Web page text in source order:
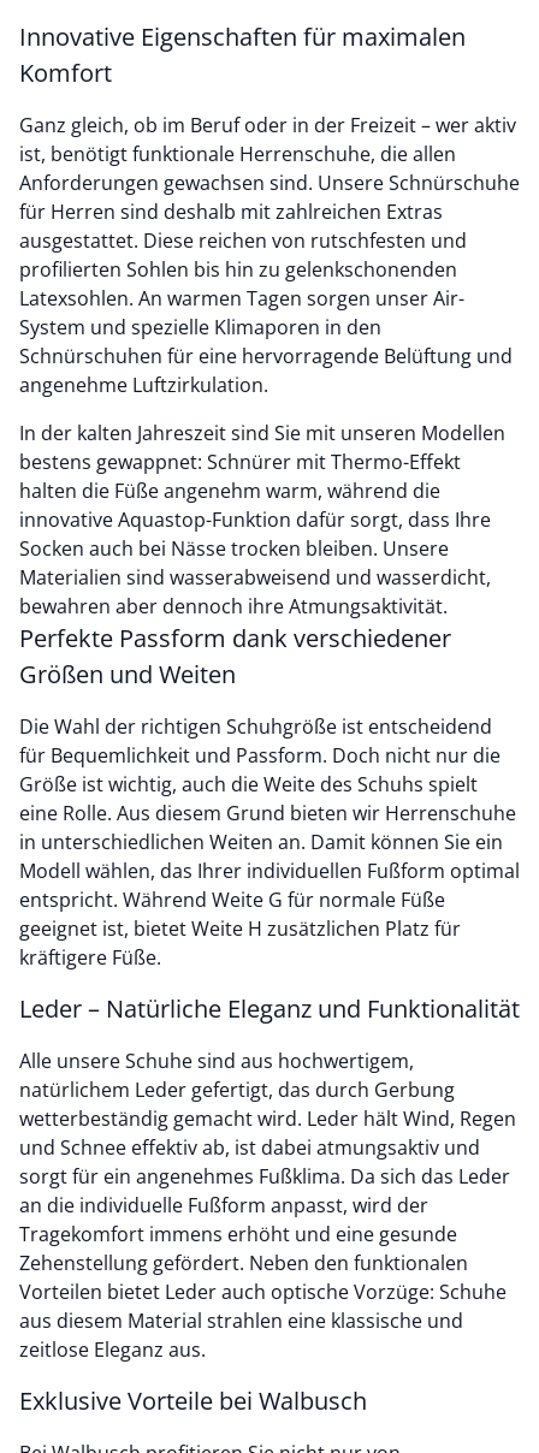
Innovative Eigenschaften für maximalen
Komfort
Ganz gleich, ob im Beruf oder in der Freizeit – wer aktiv
ist, benötigt funktionale Herrenschuhe, die allen
Anforderungen gewachsen sind. Unsere Schnürschuhe
für Herren sind deshalb mit zahlreichen Extras
ausgestattet. Diese reichen von rutschfesten und
profilierten Sohlen bis hin zu gelenkschonenden
Latexsohlen. An warmen Tagen sorgen unser Air-
System und spezielle Klimaporen in den
Schnürschuhen für eine hervorragende Belüftung und
angenehme Luftzirkulation.
In der kalten Jahreszeit sind Sie mit unseren Modellen
bestens gewappnet: Schnürer mit Thermo-Effekt
halten die Füße angenehm warm, während die
innovative Aquastop-Funktion dafür sorgt, dass Ihre
Socken auch bei Nässe trocken bleiben. Unsere
Materialien sind wasserabweisend und wasserdicht,
bewahren aber dennoch ihre Atmungsaktivität.
Perfekte Passform dank verschiedener
Größen und Weiten
Die Wahl der richtigen Schuhgröße ist entscheidend
für Bequemlichkeit und Passform. Doch nicht nur die
Größe ist wichtig, auch die Weite des Schuhs spielt
eine Rolle. Aus diesem Grund bieten wir Herrenschuhe
in unterschiedlichen Weiten an. Damit können Sie ein
Modell wählen, das Ihrer individuellen Fußform optimal
entspricht. Während Weite G für normale Füße
geeignet ist, bietet Weite H zusätzlichen Platz für
kräftigere Füße.
Leder – Natürliche Eleganz und Funktionalität
Alle unsere Schuhe sind aus hochwertigem,
natürlichem Leder gefertigt, das durch Gerbung
wetterbeständig gemacht wird. Leder hält Wind, Regen
und Schnee effektiv ab, ist dabei atmungsaktiv und
sorgt für ein angenehmes Fußklima. Da sich das Leder
an die individuelle Fußform anpasst, wird der
Tragekomfort immens erhöht und eine gesunde
Zehenstellung gefördert. Neben den funktionalen
Vorteilen bietet Leder auch optische Vorzüge: Schuhe
aus diesem Material strahlen eine klassische und
zeitlose Eleganz aus.
Exklusive Vorteile bei Walbusch